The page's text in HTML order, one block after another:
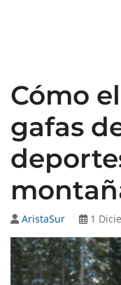
Cómo
gafas
AristaSur 1